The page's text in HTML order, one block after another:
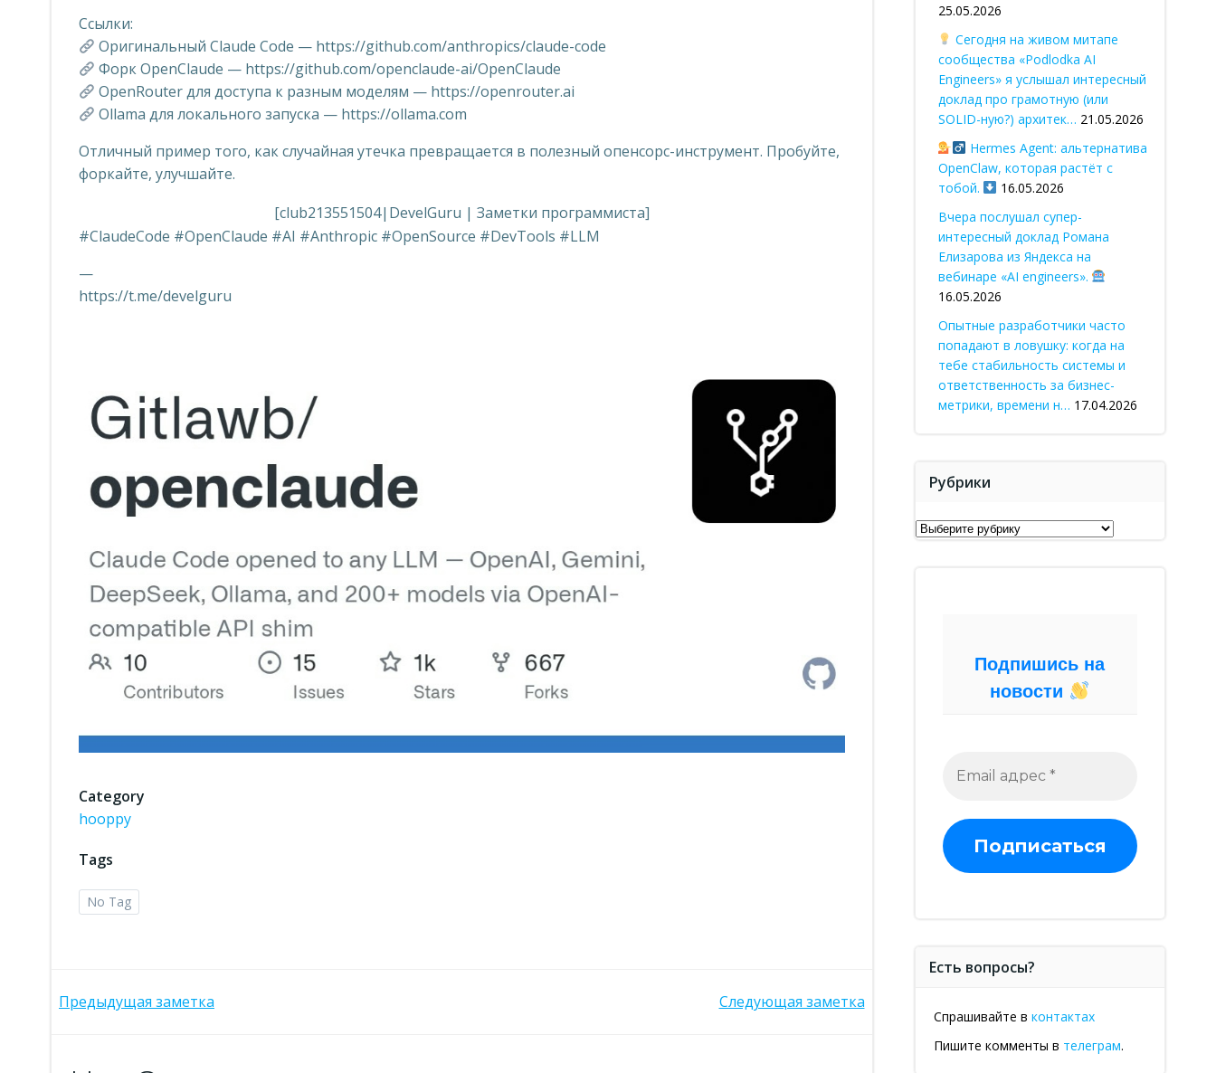
Ссылки:
Оригинальный Claude Code — https://github.com/anthropics/claude-code
Форк OpenClaude — https://github.com/openclaude-ai/OpenClaude
OpenRouter для доступа к разным моделям — https://openrouter.ai
Ollama для локального запуска — https://ollama.com
Отличный пример того, как случайная утечка превращается в полезный опенсорс-инструмент. Пробуйте,
форкайте, улучшайте.
[club213551504|DevelGuru | Заметки программиста]
#ClaudeCode #OpenClaude #AI #Anthropic #OpenSource #DevTools #LLM
—
https://t.me/develguru
Category
hooppy
Tags
No Tag
Post
Предыдущая заметка Следующая заметка
25.05.2026
Сегодня на живом митапе
сообщества «Podlodka AI
Engineers» я услышал интересный
доклад про грамотную (или
SOLID-ную?) архитек… 21.05.2026
Hermes Agent: альтернатива
OpenClaw, которая растёт с
тобой.
16.05.2026
Вчера послушал супер-
интересный доклад Романа
Елизарова из Яндекса на
вебинаре «AI engineers».
16.05.2026
Опытные разработчики часто
попадают в ловушку: когда на
тебе стабильность системы и
ответственность за бизнес-
метрики, времени н… 17.04.2026
Рубрики
Рубрики
Подпишись на
новости
Есть вопросы?
Спрашивайте в контактах
Пишите комменты в телеграм.